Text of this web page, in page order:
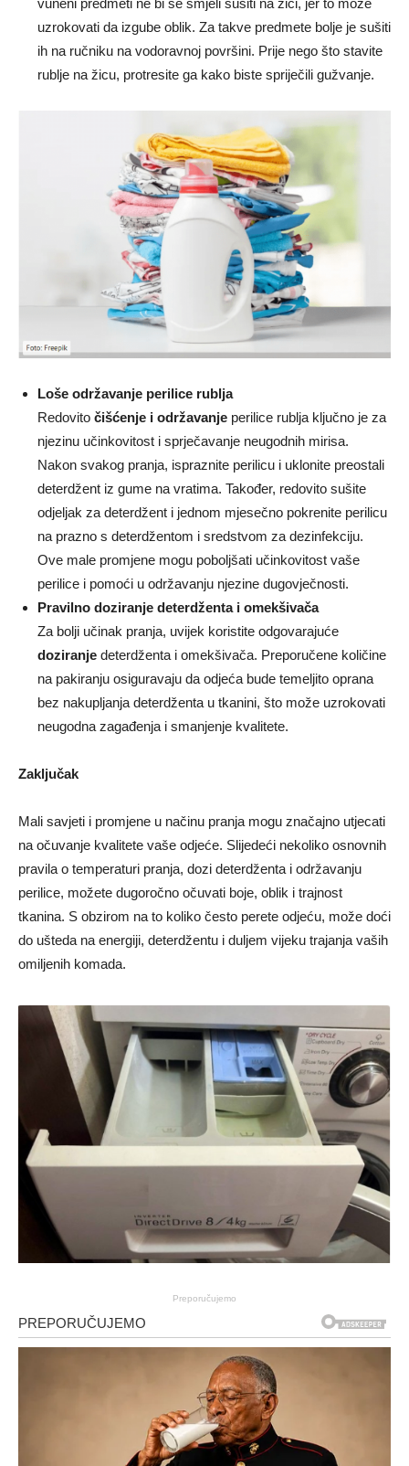
vuneni predmeti ne bi se smjeli sušiti na žici, jer to može
uzrokovati da izgube oblik. Za takve predmete bolje je sušiti
ih na ručniku na vodoravnoj površini. Prije nego što stavite
rublje na žicu, protresite ga kako biste spriječili gužvanje.
Loše održavanje perilice rublja
Redovito čišćenje i održavanje perilice rublja ključno je za
njezinu učinkovitost i sprječavanje neugodnih mirisa.
Nakon svakog pranja, ispraznite perilicu i uklonite preostali
deterdžent iz gume na vratima. Također, redovito sušite
odjeljak za deterdžent i jednom mjesečno pokrenite perilicu
na prazno s deterdžentom i sredstvom za dezinfekciju.
Ove male promjene mogu poboljšati učinkovitost vaše
perilice i pomoći u održavanju njezine dugovječnosti.
Pravilno doziranje deterdženta i omekšivača
Za bolji učinak pranja, uvijek koristite odgovarajuće
doziranje deterdženta i omekšivača. Preporučene količine
na pakiranju osiguravaju da odjeća bude temeljito oprana
bez nakupljanja deterdženta u tkanini, što može uzrokovati
neugodna zagađenja i smanjenje kvalitete.
Zaključak
Mali savjeti i promjene u načinu pranja mogu značajno utjecati
na očuvanje kvalitete vaše odjeće. Slijedeći nekoliko osnovnih
pravila o temperaturi pranja, dozi deterdženta i održavanju
perilice, možete dugoročno očuvati boje, oblik i trajnost
tkanina. S obzirom na to koliko često perete odjeću, može doći
do ušteda na energiji, deterdžentu i duljem vijeku trajanja vaših
omiljenih komada.
Preporučujemo